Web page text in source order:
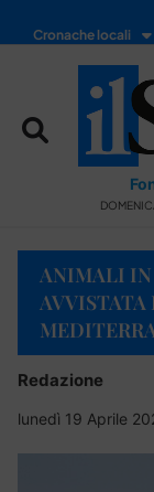
Cronache locali
ANIMALI IN
Redazione
lunedì 19 Aprile